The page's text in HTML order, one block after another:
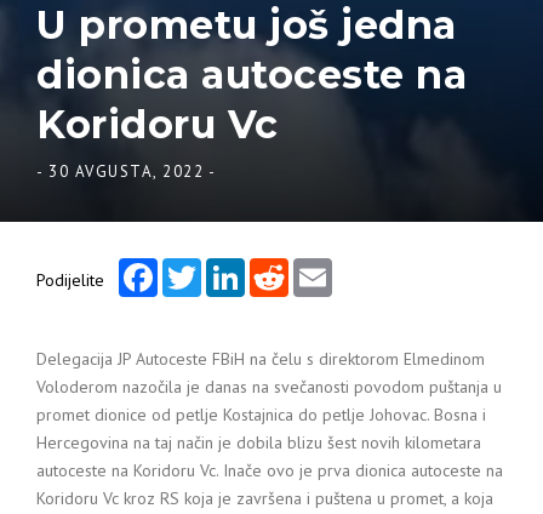
U prometu još jedna
dionica autoceste na
Koridoru Vc
- 30 AVGUSTA, 2022 -
Podijelite
FacebookTwitterLinkedInReddit
Delegacija JP Autoceste FBiH na čelu s direktorom Elmedinom
Voloderom nazočila je danas na svečanosti povodom puštanja u
promet dionice od petlje Kostajnica do petlje Johovac. Bosna i
Hercegovina na taj način je dobila blizu šest novih kilometara
autoceste na Koridoru Vc. Inače ovo je prva dionica autoceste na
Koridoru Vc kroz RS koja je završena i puštena u promet, a koja